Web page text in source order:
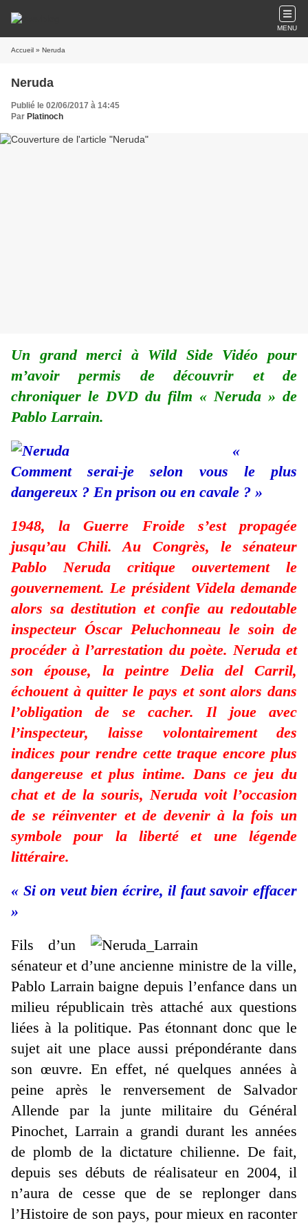
MENU
Accueil » Neruda
Neruda
Publié le 02/06/2017 à 14:45
Par Platinoch
Un grand merci à Wild Side Vidéo pour
m’avoir permis de découvrir et de
chroniquer le DVD du film « Neruda » de
Pablo Larrain.
«
Comment serai-je selon vous le plus
dangereux ? En prison ou en cavale ? »
1948, la Guerre Froide s’est propagée
jusqu’au Chili. Au Congrès, le sénateur
Pablo Neruda critique ouvertement le
gouvernement. Le président Videla demande
alors sa destitution et confie au redoutable
inspecteur Óscar Peluchonneau le soin de
procéder à l’arrestation du poète. Neruda et
son épouse, la peintre Delia del Carril,
échouent à quitter le pays et sont alors dans
l’obligation de se cacher. Il joue avec
l’inspecteur, laisse volontairement des
indices pour rendre cette traque encore plus
dangereuse et plus intime. Dans ce jeu du
chat et de la souris, Neruda voit l’occasion
de se réinventer et de devenir à la fois un
symbole pour la liberté et une légende
littéraire.
« Si on veut bien écrire, il faut savoir effacer
»
Fils d’un
sénateur et d’une ancienne ministre de la ville,
Pablo Larrain baigne depuis l’enfance dans un
milieu républicain très attaché aux questions
liées à la politique. Pas étonnant donc que le
sujet ait une place aussi prépondérante dans
son œuvre. En effet, né quelques années à
peine après le renversement de Salvador
Allende par la junte militaire du Général
Pinochet, Larrain a grandi durant les années
de plomb de la dictature chilienne. De fait,
depuis ses débuts de réalisateur en 2004, il
n’aura de cesse que de se replonger dans
l’Histoire de son pays, pour mieux en raconter